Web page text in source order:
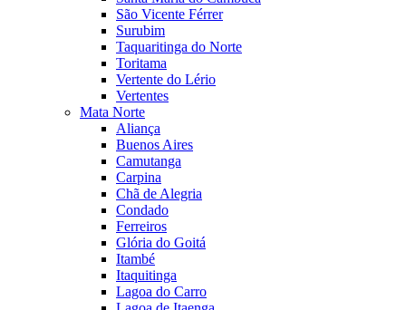
São Vicente Férrer
Surubim
Taquaritinga do Norte
Toritama
Vertente do Lério
Vertentes
Mata Norte
Aliança
Buenos Aires
Camutanga
Carpina
Chã de Alegria
Condado
Ferreiros
Glória do Goitá
Itambé
Itaquitinga
Lagoa do Carro